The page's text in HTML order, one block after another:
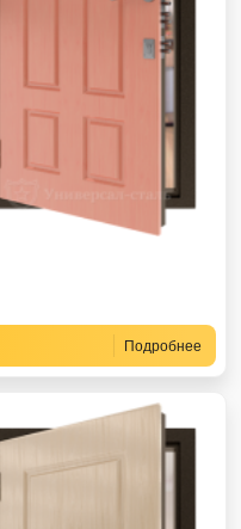
Подробнее